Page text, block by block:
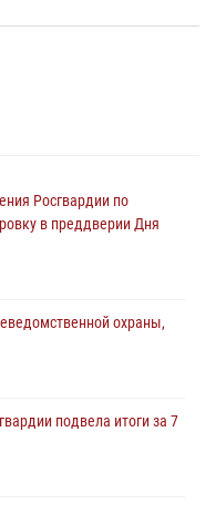
Росгвардии по
в преддверии Дня
охраны,
подвела итоги за 7